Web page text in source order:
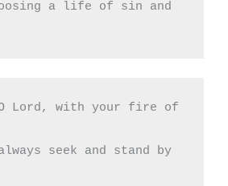
a life of sin and
Lord, with your fire of
seek and stand by